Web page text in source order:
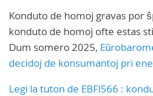
Konduto de homoj gravas por
konduto de homoj ofte estas
Dum somero 2025,
decidoj de konsumantoj pri
Legi la tuton de EBFl566 :